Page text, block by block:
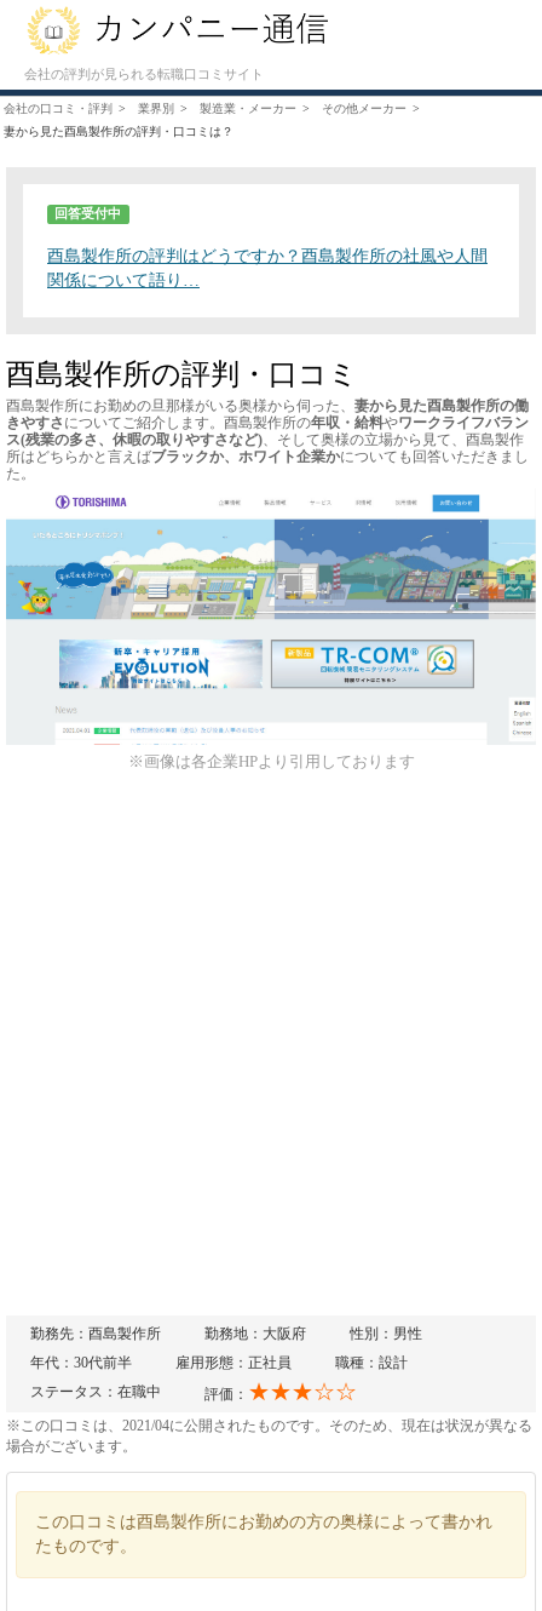
会社の評判が見られる転職口コミサイト
会社の口コミ・評判 業界別 製造業・メーカー
その他メーカー
妻から見た酉島製作所の評判・口コミは？
回答受付中
酉島製作所の評判はどうですか？酉島製作所の社風や人間
関係について語り…
酉島製作所の評判・口コミ
酉島製作所にお勤めの旦那様がいる奥様から伺った、 妻から見た酉島製作所の働
きやすさ についてご紹介します。酉島製作所の年収・給料やワークライフバラン
ス(残業の多さ、休暇の取りやすさなど)、そして奥様の立場から見て、酉島製作
所はどちらかと言えばブラックか、ホワイト企業かについても回答いただきまし
た。
※画像は各企業HPより引用しております
勤務先：酉島製作所 勤務地：大阪府
性別：男性
年代：30代前半
雇用形態：正社員
職種：設計
ステータス：在職中
評価： ★★★☆☆
※この口コミは、2021/04に公開されたものです。そのため、現在は状況が異なる
場合がございます。
この口コミは酉島製作所にお勤めの方の奥様によって書かれ
たものです。